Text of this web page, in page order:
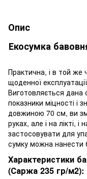
Опис
Екосумка
Практична, і в той же
щоденної
Виготовляється дана
показники міцності і
довжиною 70 см, ви
руках, але і на лікті,
застосовувати для
сумку можна нанести
Характеристики
(Саржа 235 гр/м2):